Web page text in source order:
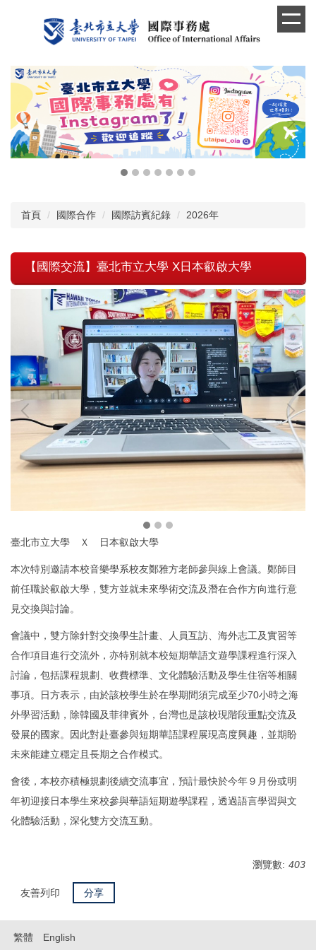
內
容
首頁 國際合作 國際訪賓紀錄 2026年
【國際交流】臺北市立大學 X日本叡啟大學
臺北市立大學 Ｘ 日本叡啟大學
本次特別邀請本校音樂學系校友鄭雅方老師參與線上會議。鄭師目
前任職於叡啟大學，雙方並就未來學術交流及潛在合作方向進行意
見交換與討論。
會議中，雙方除針對交換學生計畫、人員互訪、海外志工及實習等
合作項目進行交流外，亦特別就本校短期華語文遊學課程進行深入
討論，包括課程規劃、收費標準、文化體驗活動及學生住宿等相關
事項。日方表示，由於該校學生於在學期間須完成至少70小時之海
外學習活動，除韓國及菲律賓外，台灣也是該校現階段重點交流及
發展的國家。因此對赴臺參與短期華語課程展現高度興趣，並期盼
未來能建立穩定且長期之合作模式。
會後，本校亦積極規劃後續交流事宜，預計最快於今年９月份或明
年初迎接日本學生來校參與華語短期遊學課程，透過語言學習與文
化體驗活動，深化雙方交流互動。
瀏覽數: 403
友善列印 分享
繁體 English